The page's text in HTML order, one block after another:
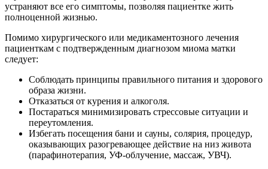
устраняют все его симптомы, позволяя пациентке жить
полноценной жизнью.
Помимо хирургического или медикаментозного лечения
пациенткам с подтвержденным диагнозом миома матки
следует:
Соблюдать принципы правильного питания и здорового
образа жизни.
Отказаться от курения и алкоголя.
Постараться минимизировать стрессовые ситуации и
переутомления.
Избегать посещения бани и сауны, солярия, процедур,
оказывающих разогревающее действие на низ живота
(парафинотерапия, УФ-облучение, массаж, УВЧ).